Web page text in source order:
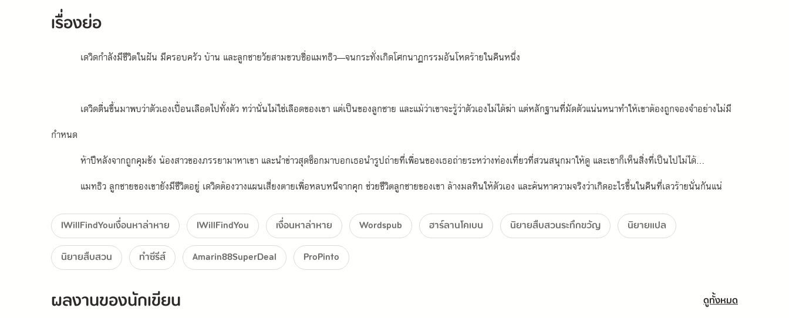
เรื่องย่อ
เดวิดกำลังมีชีวิตในฝัน มีครอบครัว บ้าน และลูกชายวัยสามขวบชื่อแมทธิว—จนกระทั่งเกิดโศกนาฏกรรมอันโหดร้ายในคืนหนึ่ง
เดวิดตื่นขึ้นมาพบว่าตัวเองเปื้อนเลือดไปทั้งตัว ทว่านั่นไม่ใช่เลือดของเขา แต่เป็นของลูกชาย และแม้ว่าเขาจะรู้ว่าตัวเองไม่ได้ฆ่า แต่หลักฐานที่มัดตัวแน่นหนาทำให้เขาต้องถูกจองจำอย่างไม่มี
กำหนด
ห้าปีหลังจากถูกคุมขัง น้องสาวของภรรยามาหาเขา และนำข่าวสุดช็อกมาบอกเธอนำรูปถ่ายที่เพื่อนของเธอถ่ายระหว่างท่องเที่ยวที่สวนสนุกมาให้ดู และเขาก็เห็นสิ่งที่เป็นไปไม่ได้...
แมทธิว ลูกชายของเขายังมีชีวิตอยู่ เดวิดต้องวางแผนเสี่ยงตายเพื่อหลบหนีจากคุก ช่วยชีวิตลูกชายของเขา ล้างมลทินให้ตัวเอง และค้นหาความจริงว่าเกิดอะไรขึ้นในคืนที่เลวร้ายนั่นกันแน่
IWillFindYouเงื่อนหาล่าหาย IWillFindYou เงื่อนหาล่าหาย Wordspub ฮาร์ลานโคเบน นิยายสืบสวนระทึกขวัญ
นิยายแปล
นิยายสืบสวน
ทำซีรีส์ Amarin88SuperDeal ProPinto
ผลงานของนักเขียน ดูทั้งหมด